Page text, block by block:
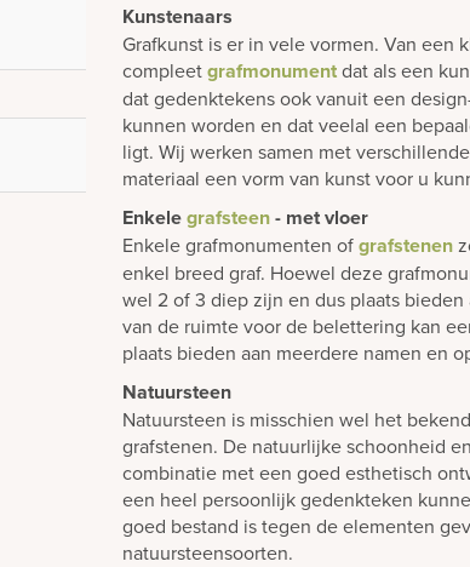
Kunstenaars
Grafkunst is er in vele vormen. Van een
compleetgrafmonumentdat als een
dat gedenktekens ook vanuit een
kunnen worden en dat veelal een
ligt. Wij werken samen met
materiaal een vorm van kunst voor u
Enkelegrafsteen- met vloer
Enkele grafmonumenten ofgrafstenen
enkel breed graf. Hoewel deze
wel 2 of 3 diep zijn en dus plaats
van de ruimte voor de belettering kan
plaats bieden aan meerdere namen en
Natuursteen
Natuursteen is misschien wel het
grafstenen. De natuurlijke schoonheid
combinatie met een goed esthetisch
een heel persoonlijk gedenkteken
goed bestand is tegen de elementen
natuursteensoorten.